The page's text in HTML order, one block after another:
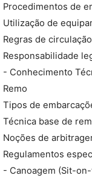
Procedimentos de
Utilização de
Regras de
Responsabilidade
- Conhecimento
Remo
Tipos de
Técnica base de
Noções de
Regulamentos
- Canoagem (Sit-